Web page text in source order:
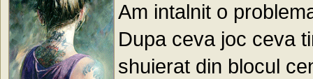
Am intalnit o
Dupa ceva joc ceva
shuierat din blocul